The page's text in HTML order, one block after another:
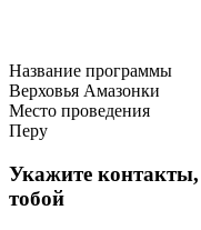
Название программы
Верховья Амазонки
Место проведения
Перу
Укажите
тобой